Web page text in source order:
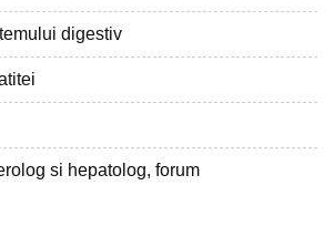
digestiv
si hepatolog, forum